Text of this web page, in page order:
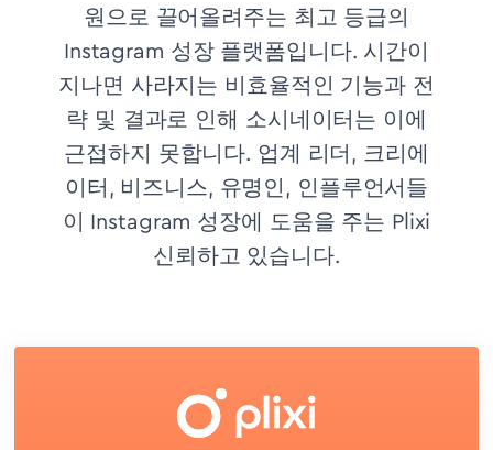
원으로 끌어올려주는 최고 등급의
Instagram 성장 플랫폼입니다. 시간이
지나면 사라지는 비효율적인 기능과 전
략 및 결과로 인해 소시네이터는 이에
근접하지 못합니다. 업계 리더, 크리에
이터, 비즈니스, 유명인, 인플루언서들
이 Instagram 성장에 도움을 주는 Plixi
신뢰하고 있습니다.